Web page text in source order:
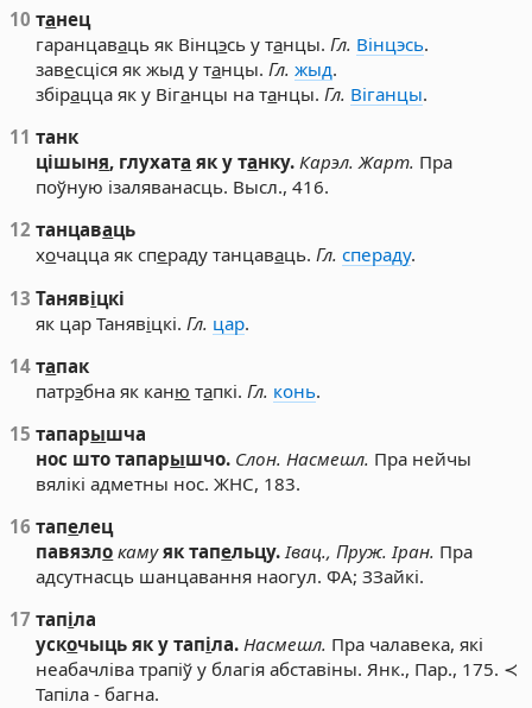
10 танец
гаранцаваць як Вінцэсь у танцы.Гл. Вінцэсь.
завесціся як жыд у танцы.Гл. жыд.
збірацца як у Віганцы на танцы.Гл. Віганцы.
11 танк
цішыня, глухата як у танку. Карэл. Жарт. Пра
поўную ізаляванасць. Высл., 416.
12 танцаваць
хочацца як спераду танцаваць.Гл. спераду.
13 Танявіцкі
як цар Танявіцкі. Гл. цар.
14 тапак
патрэбна як каню тапкі. Гл. конь.
15 тапарышча
нос што тапарышчо. Слон. Насмешл. Пра нейчы
вялікі адметны нос. ЖНС, 183.
16 тапелец
павязло каму як тапельцу. Івац., Пруж. Іран. Пра
адсутнасць шанцавання наогул. ФА; ЗЗайкі.
17 тапіла
ускочыць як у тапіла. Насмешл. Пра чалавека, які
неабачліва трапіў у благія абставіны. Янк., Пар., 175. ≺
Тапіла - багна.